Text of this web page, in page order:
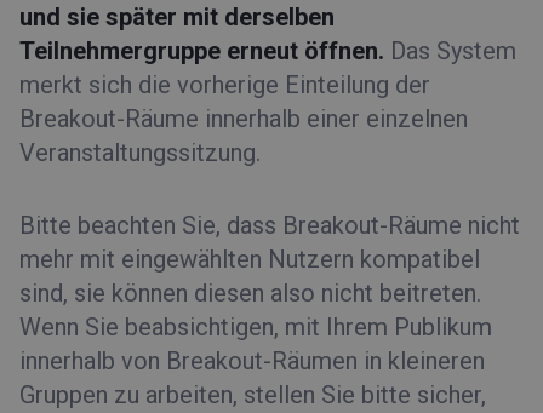
und sie später mit derselben
Teilnehmergruppe erneut öffnen. Das System
merkt sich die vorherige Einteilung der
Breakout-Räume innerhalb einer einzelnen
Veranstaltungssitzung.
Bitte beachten Sie, dass Breakout-Räume nicht
mehr mit eingewählten Nutzern kompatibel
sind, sie können diesen also nicht beitreten.
Wenn Sie beabsichtigen, mit Ihrem Publikum
innerhalb von Breakout-Räumen in kleineren
Gruppen zu arbeiten, stellen Sie bitte sicher,